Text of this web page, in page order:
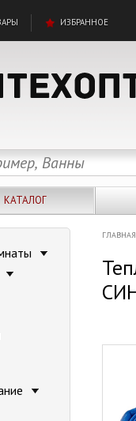
ИЗБРАННОЕ
КАТАЛОГ
ГЛАВНАЯ